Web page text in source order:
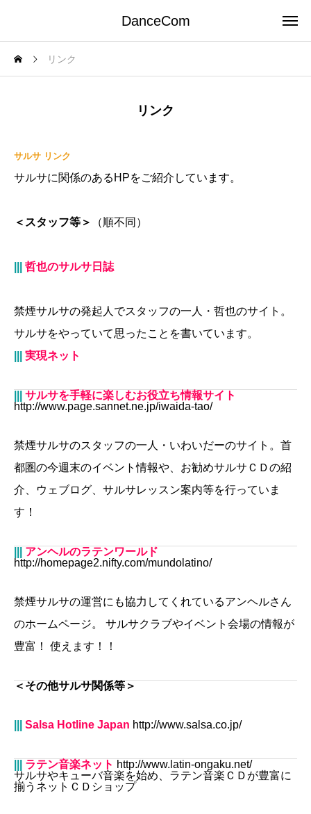
DanceCom
リンク
リンク
サルサ リンク
サルサに関係のあるHPをご紹介しています。
＜スタッフ等＞ （順不同）
哲也のサルサ日誌
禁煙サルサの発起人でスタッフの一人・哲也のサイト。
サルサをやっていて思ったことを書いています。
実現ネット
サルサを手軽に楽しむお役立ち情報サイト
http://www.page.sannet.ne.jp/iwaida-tao/
禁煙サルサのスタッフの一人・いわいだーのサイト。首
都圏の今週末のイベント情報や、お勧めサルサＣＤの紹
介、ウェブログ、サルサレッスン案内等を行っていま
す！
アンヘルのラテンワールド
http://homepage2.nifty.com/mundolatino/
禁煙サルサの運営にも協力してくれているアンヘルさん
のホームページ。 サルサクラブやイベント会場の情報が
豊富！ 使えます！！
＜その他サルサ関係等＞
Salsa Hotline Japan http://www.salsa.co.jp/
ラテン音楽ネット http://www.latin-ongaku.net/
サルサやキューバ音楽を始め、ラテン音楽ＣＤが豊富に
揃うネットＣＤショップ